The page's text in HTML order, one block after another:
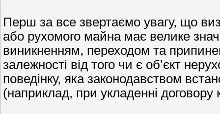
Перш за все звертаємо увагу, що
або рухомого майна має велике
виникненням, переходом та
залежності від того чи є об’єкт
поведінку, яка законодавством
(наприклад, при укладенні